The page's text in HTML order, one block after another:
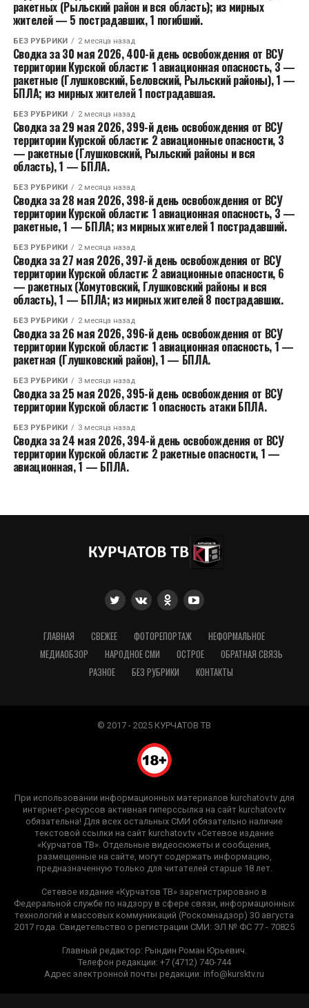
ракетных (Рыльский район и вся область); из мирных
жителей — 5 пострадавших, 1 погибший.
БЕЗ РУБРИКИ 2 месяца назад
Сводка за 30 мая 2026, 400-й день освобождения от ВСУ
территории Курской области: 1 авиационная опасность, 3 —
ракетные (Глушковский, Беловский, Рыльский районы), 1 —
БПЛА; из мирных жителей 1 пострадавшая.
БЕЗ РУБРИКИ 2 месяца назад
Сводка за 29 мая 2026, 399-й день освобождения от ВСУ
территории Курской области: 2 авиационные опасности, 3
— ракетные (Глушковский, Рыльский районы и вся
область), 1 — БПЛА.
БЕЗ РУБРИКИ 2 месяца назад
Сводка за 28 мая 2026, 398-й день освобождения от ВСУ
территории Курской области: 1 авиационная опасность, 3 —
ракетные, 1 — БПЛА; из мирных жителей 1 пострадавший.
БЕЗ РУБРИКИ 2 месяца назад
Сводка за 27 мая 2026, 397-й день освобождения от ВСУ
территории Курской области: 2 авиационные опасности, 6
— ракетных (Хомутовский, Глушковский районы и вся
область), 1 — БПЛА; из мирных жителей 8 пострадавших.
БЕЗ РУБРИКИ 2 месяца назад
Сводка за 26 мая 2026, 396-й день освобождения от ВСУ
территории Курской области: 1 авиационная опасность, 1 —
ракетная (Глушковский район), 1 — БПЛА.
БЕЗ РУБРИКИ 3 месяца назад
Сводка за 25 мая 2026, 395-й день освобождения от ВСУ
территории Курской области: 1 опасность атаки БПЛА.
БЕЗ РУБРИКИ 3 месяца назад
Сводка за 24 мая 2026, 394-й день освобождения от ВСУ
территории Курской области: 2 ракетные опасности, 1 —
авиационная, 1 — БПЛА.
ГЛАВНАЯ СВЕЖЕЕ ФОТОРЕПОРТАЖ
НЕФОРМАЛЬНОЕ
МЕДИАОБЗОР
НАРОДНОЕ СМИ ОСТРОЕ
ОБРАТНАЯ СВЯЗЬ
РАЗНОЕ
БЕЗ РУБРИКИ КОНТАКТЫ
© 2017 - 2025 КУРЧАТОВ ТВ
При использовании информационных материалов kurchatov.tv для
интернет-ресурсов активная гиперссылка на сайт kurchatov.tv
обязательна! Для всех остальных СМИ обязательно наличие
текстовой ссылки на сайт kurchatov.tv «Сетевое издание
«Курчатов ТВ». Отдельные видеосюжеты и сообщения,
размещенные на сайте, могут содержать информацию,
предназначенную только для читателей старше 18 лет.
Сетевое издание «Курчатов ТВ» зарегистрировано в
Федеральной службе по надзору в сфере связи, информационных
технологий и массовых коммуникаций (Роскомнадзор) 30 августа
2017 года. Свидетельство о регистрации СМИ: ЭЛ № ФС 77 - 70825
Главный редактор: Рындин Роман Юрьевич.
Телефон редакции: +7 (4712) 740-744
Адрес электронной почты редакции: info@kursktv.ru